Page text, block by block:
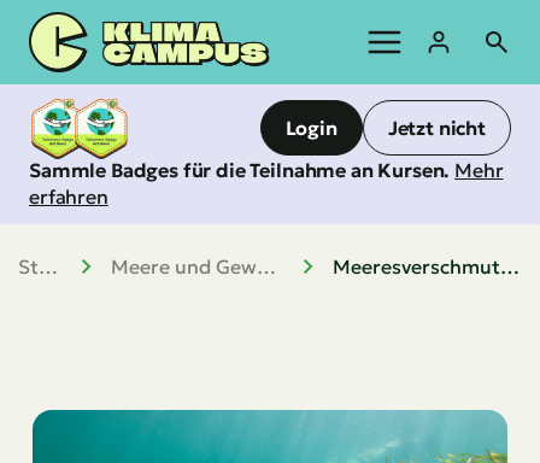
Zum
Inhalt
springen
Sammle Badges für die Teilnahme an Kursen. Mehr
erfahren
Login Jetzt nicht